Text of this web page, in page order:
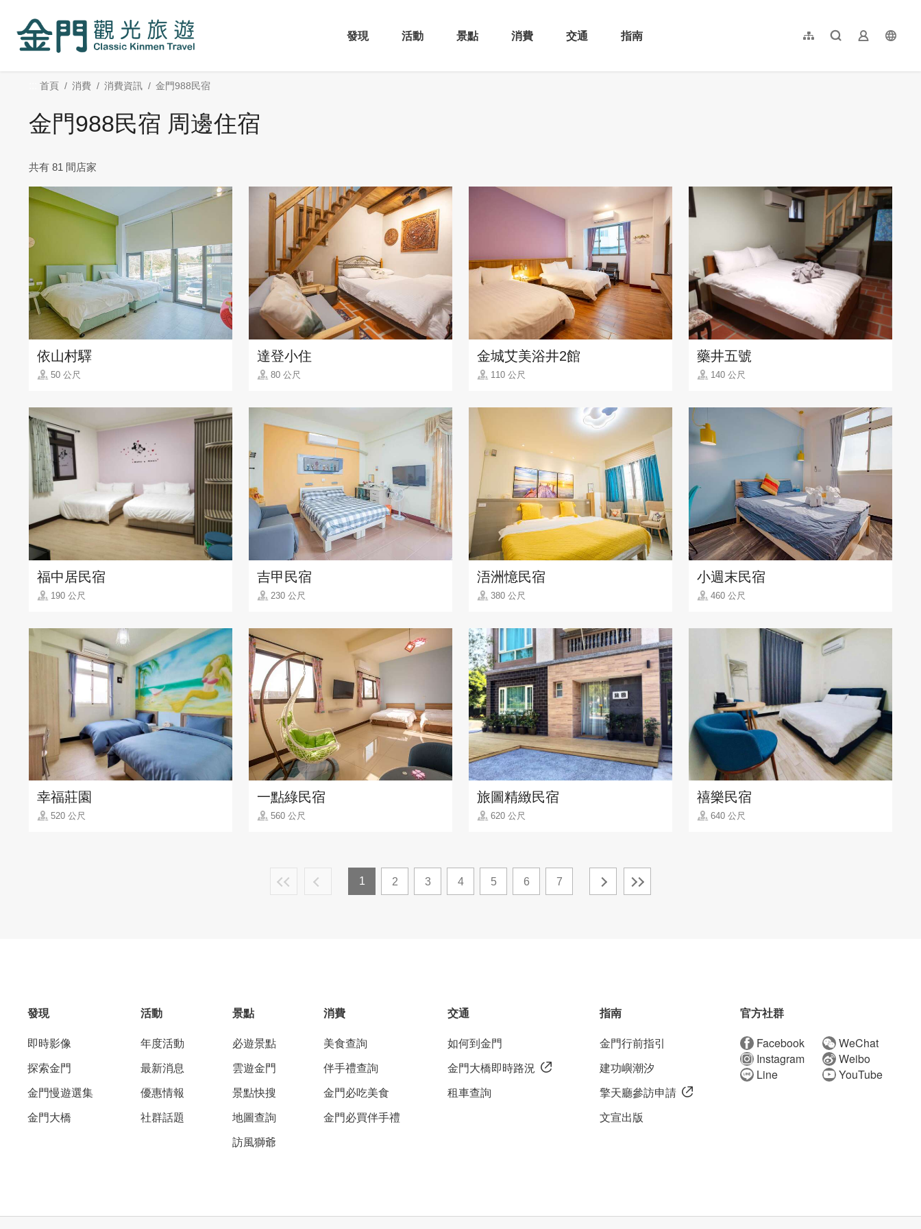
內
發現
活動 景點 消費 交通 指南 網站導覽全文檢索業者登入
简体中文
首頁 消費 消費資訊 金門988民宿
金門988民宿 周邊住宿
共有 81 間店家
依山村驛
50 公尺
達登小住
80 公尺
金城艾美浴井2館
110 公尺
藥井五號
140 公尺
福中居民宿
190 公尺
吉甲民宿
230 公尺
浯洲憶民宿
380 公尺
小週末民宿
460 公尺
幸福莊園
520 公尺
一點綠民宿
560 公尺
旅圖精緻民宿
620 公尺
禧樂民宿
640 公尺
1 2 3 4 5 6 7
發現
即時影像
探索金門
金門慢遊選集
金門大橋
活動
年度活動
最新消息
優惠情報
社群話題
景點
必遊景點
雲遊金門
景點快搜
地圖查詢
訪風獅爺
消費
美食查詢
伴手禮查詢
金門必吃美食
金門必買伴手禮
交通
如何到金門
金門大橋即時路況
租車查詢
指南
金門行前指引
建功嶼潮汐
擎天廳參訪申請
文宣出版
官方社群
Facebook
WeChat
Instagram
Weibo
Line
YouTube